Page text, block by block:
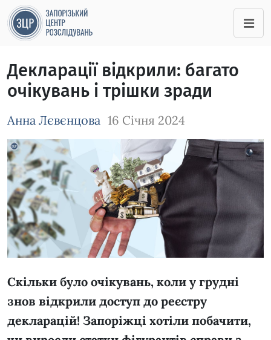
Декларації відкрили: багато
очікувань і трішки зради
Анна Лєвєнцова 16 Січня 2024
Зображення завантажується
Скільки було очікувань, коли у грудні
знов відкрили доступ до реєстру
декларацій! Запоріжці хотіли побачити,